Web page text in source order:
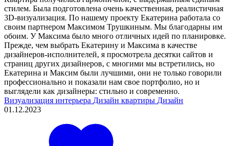
стилем. Была подготовлена очень качественная, реалистичная
3D-визуализация. По нашему проекту Екатерина работала со
своим партнером Максимом Трушкиным. Мы благодарны им
обоим. У Максима было много отличных идей по планировке.
Прежде, чем выбрать Екатерину и Максима в качестве
дизайнеров-исполнителей, я просмотрела десятки сайтов и
страниц других дизайнеров, с многими мы встретились, но
Екатерина и Максим были лучшими, они не только говорили
профессионально и показали нам свое портфолио, но и
выглядели как дизайнеры: стильно и современно.
Визуализация интерьера Дизайн квартиры Дизайн
01.12.2023